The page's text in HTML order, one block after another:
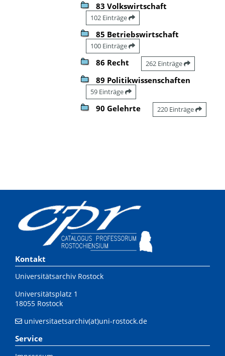
83 Volkswirtschaft
102 Einträge
85 Betriebswirtschaft
100 Einträge
86 Recht 262 Einträge
89 Politikwissenschaften
59 Einträge
90 Gelehrte 220 Einträge
Kontakt
Universitätsarchiv Rostock
Universitätsplatz 1
18055 Rostock
universitaetsarchiv(at)uni-rostock.de
Service